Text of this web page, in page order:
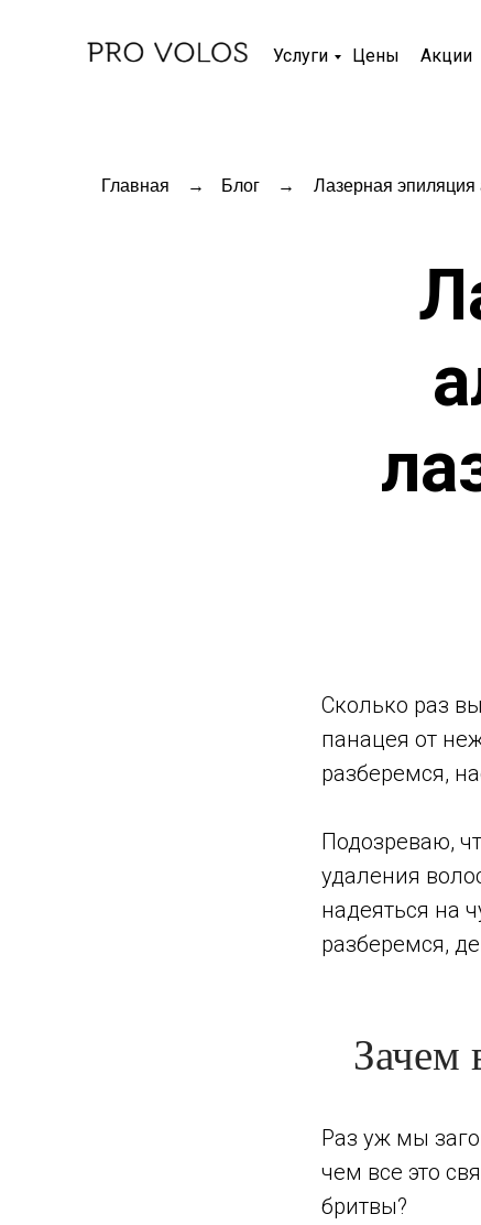
Акции
Цены
Услуги
Главная Лазерная
→ Блог →
Сколько раз
панацея от
разберемся,
Подозреваю,
удаления
надеяться на
разберемся,
Зачем
Раз уж мы
чем все это
бритвы?